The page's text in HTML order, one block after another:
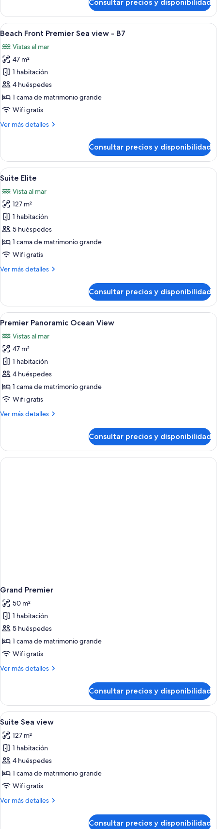
Deluxe,
frente
a
playa
Consultar precios y disponibilidad
Abrir
todas
las
fotos
de
Beach
Front
Premier
view
Beach Front Premier Sea view - B7 |
1
Beach Front Premier Sea view - B7
Vistas al mar
47 m²
1 habitación
4 huéspedes
1 cama de matrimonio grande
Wifi gratis
Ver más detalles
Más
Front
Premier
Sea
-
B7
Consultar precios y disponibilidad
Abrir
todas
las
fotos
de
Suite
Elite
Suite Elite | Ropa de cama de alta
1
Suite Elite
Vista al mar
127 m²
1 habitación
5 huéspedes
1 cama de matrimonio grande
Wifi gratis
Ver más detalles
Más
Elite
Consultar precios y disponibilidad
Abrir
todas
las
fotos
de
Premier
Panoramic
Ocean
Premier Panoramic Ocean View |
1
Premier Panoramic Ocean View
Vistas al mar
47 m²
1 habitación
4 huéspedes
1 cama de matrimonio grande
Wifi gratis
Ver más detalles
Más
Panoramic
Ocean
View
Consultar precios y disponibilidad
Grand Premier
50 m²
1 habitación
5 huéspedes
1 cama de matrimonio grande
Wifi gratis
Ver más detalles
Más
Premier
Consultar precios y disponibilidad
Abrir
todas
las
fotos
de
Suite
Sea
Suite Sea view | Ropa de cama de
1
Suite Sea view
127 m²
1 habitación
4 huéspedes
1 cama de matrimonio grande
Wifi gratis
Ver más detalles
Más
Consultar precios y disponibilidad